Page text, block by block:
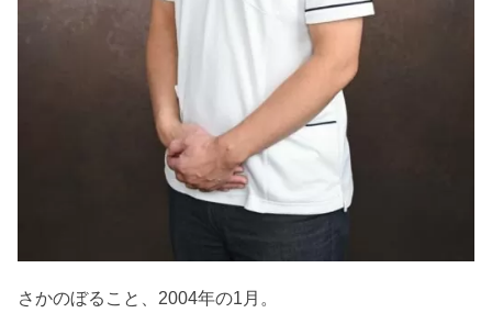
さかのぼること、2004年の1月。